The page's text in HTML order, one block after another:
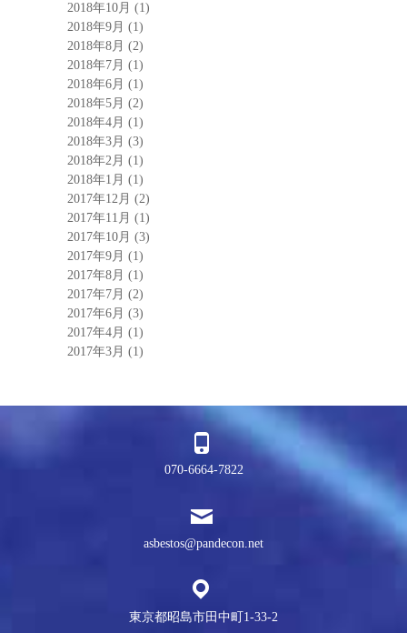
2018年10月 (1)
2018年9月 (1)
2018年8月 (2)
2018年7月 (1)
2018年6月 (1)
2018年5月 (2)
2018年4月 (1)
2018年3月 (3)
2018年2月 (1)
2018年1月 (1)
2017年12月 (2)
2017年11月 (1)
2017年10月 (3)
2017年9月 (1)
2017年8月 (1)
2017年7月 (2)
2017年6月 (3)
2017年4月 (1)
2017年3月 (1)
070-6664-7822
asbestos@pandecon.net
東京都昭島市田中町1-33-2